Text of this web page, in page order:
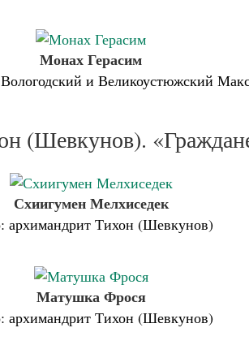
Монах Герасим
и Великоустюжский
(Шевкунов).
Схиигумен Мелхиседек
архимандрит Тихон (Шевкунов)
Матушка Фрося
архимандрит Тихон (Шевкунов)